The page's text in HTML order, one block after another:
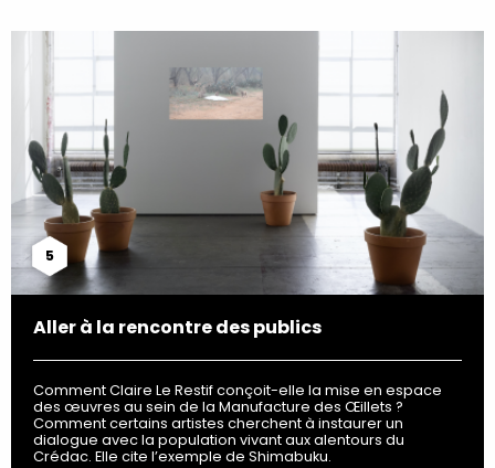
5
Aller à la rencontre des publics
Comment Claire Le Restif conçoit-elle la mise en espace
des œuvres au sein de la Manufacture des Œillets ?
Comment certains artistes cherchent à instaurer un
dialogue avec la population vivant aux alentours du
Crédac. Elle cite l’exemple de Shimabuku.